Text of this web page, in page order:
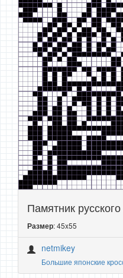
Памятник
Размер: 45x55
netmikey
Большие японские